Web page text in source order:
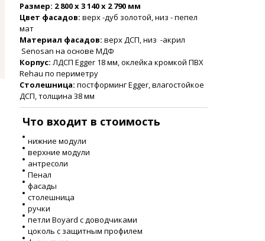
Размер: 2 800 х 3 140 х 2 790 мм
Цвет фасадов: верх -дуб золотой, низ - пепел
мат
Материал фасадов: верх ДСП, низ -акрил
Senosan на основе МДФ
Корпус:ЛДСП Egger 18 мм, оклейка кромкой ПВХ
Rehau по периметру
Столешница:постформинг Egger, влагостойкое
ДСП, толщина 38 мм
Что входит в стоимость
нижние модули
верхние модули
антресоли
Пенал
фасады
столешница
ручки
петли Boyard с доводчиками
цоколь с защитным профилем